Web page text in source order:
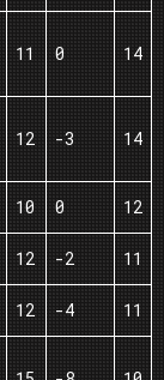
11 0 14
12 -3 14
10 0 12
12 -2 11
12 -4 11